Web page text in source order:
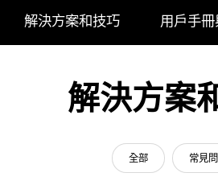
解決方案和技巧 用戶手
解決方案
全部 常見